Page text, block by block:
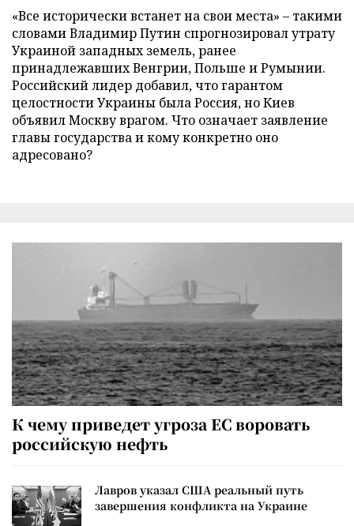
«Все исторически встанет на свои места» – такими
словами Владимир Путин спрогнозировал утрату
Украиной западных земель, ранее
принадлежавших Венгрии, Польше и Румынии.
Российский лидер добавил, что гарантом
целостности Украины была Россия, но Киев
объявил Москву врагом. Что означает заявление
главы государства и кому конкретно оно
адресовано?
К чему приведет угроза ЕС воровать
российскую нефть
Лавров указал США реальный путь
завершения конфликта на Украине